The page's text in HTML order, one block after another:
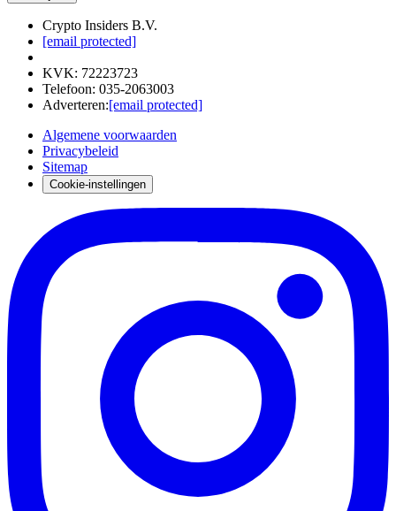
Crypto Insiders B.V.
[email protected]
KVK: 72223723
Telefoon: 035-2063003
Adverteren:[email protected]
Algemene voorwaarden
Privacybeleid
Sitemap
Cookie-instellingen